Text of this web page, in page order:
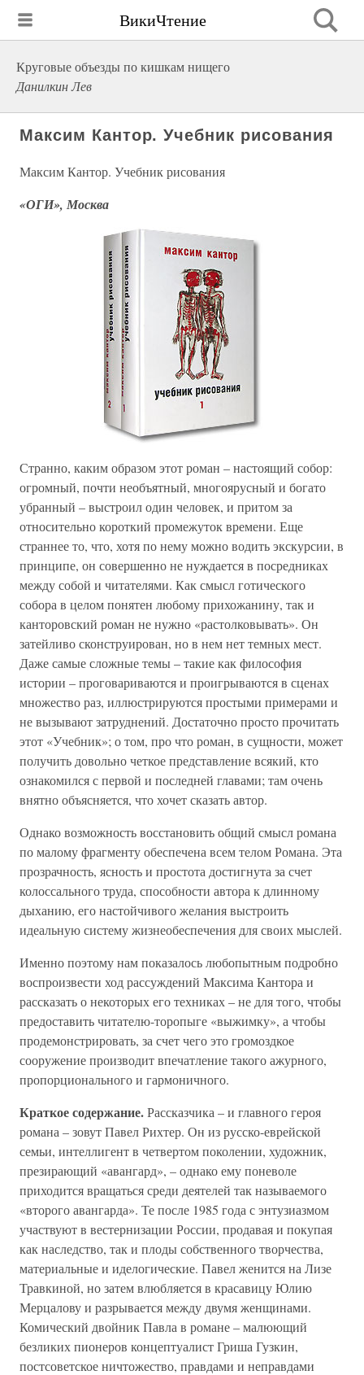
ВикиЧтение
Круговые объезды по кишкам нищего
Данилкин Лев
Максим Кантор. Учебник рисования
Максим Кантор. Учебник рисования
«ОГИ», Москва
Странно, каким образом этот роман – настоящий собор:
огромный, почти необъятный, многоярусный и богато
убранный – выстроил один человек, и притом за
относительно короткий промежуток времени. Еще
страннее то, что, хотя по нему можно водить экскурсии, в
принципе, он совершенно не нуждается в посредниках
между собой и читателями. Как смысл готического
собора в целом понятен любому прихожанину, так и
канторовский роман не нужно «растолковывать». Он
затейливо сконструирован, но в нем нет темных мест.
Даже самые сложные темы – такие как философия
истории – проговариваются и проигрываются в сценах
множество раз, иллюстрируются простыми примерами и
не вызывают затруднений. Достаточно просто прочитать
этот «Учебник»; о том, про что роман, в сущности, может
получить довольно четкое представление всякий, кто
ознакомился с первой и последней главами; там очень
внятно объясняется, что хочет сказать автор.
Однако возможность восстановить общий смысл романа
по малому фрагменту обеспечена всем телом Романа. Эта
прозрачность, ясность и простота достигнута за счет
колоссального труда, способности автора к длинному
дыханию, его настойчивого желания выстроить
идеальную систему жизнеобеспечения для своих мыслей.
Именно поэтому нам показалось любопытным подробно
воспроизвести ход рассуждений Максима Кантора и
рассказать о некоторых его техниках – не для того, чтобы
предоставить читателю-торопыге «выжимку», а чтобы
продемонстрировать, за счет чего это громоздкое
сооружение производит впечатление такого ажурного,
пропорционального и гармоничного.
Краткое содержание.Рассказчика – и главного героя
романа – зовут Павел Рихтер. Он из русско-еврейской
семьи, интеллигент в четвертом поколении, художник,
презирающий «авангард», – однако ему поневоле
приходится вращаться среди деятелей так называемого
«второго авангарда». Те после 1985 года с энтузиазмом
участвуют в вестернизации России, продавая и покупая
как наследство, так и плоды собственного творчества,
материальные и иделогические. Павел женится на Лизе
Травкиной, но затем влюбляется в красавицу Юлию
Мерцалову и разрывается между двумя женщинами.
Комический двойник Павла в романе – малюющий
безликих пионеров концептуалист Гриша Гузкин,
постсоветское ничтожество, правдами и неправдами